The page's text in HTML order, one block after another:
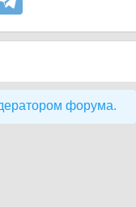
форума.